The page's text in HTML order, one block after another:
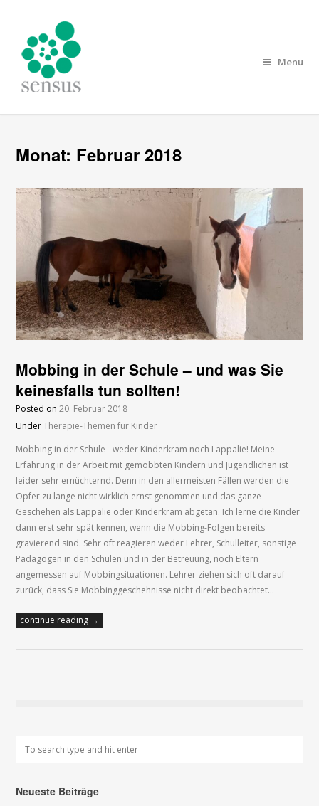
Menu
Monat: Februar 2018
Mobbing in der Schule – und was Sie
keinesfalls tun sollten!
Posted on20. Februar 2018
UnderTherapie-Themen für Kinder
Mobbing in der Schule - weder Kinderkram noch Lappalie! Meine
Erfahrung in der Arbeit mit gemobbten Kindern und Jugendlichen ist
leider sehr ernüchternd. Denn in den allermeisten Fällen werden die
Opfer zu lange nicht wirklich ernst genommen und das ganze
Geschehen als Lappalie oder Kinderkram abgetan. Ich lerne die Kinder
dann erst sehr spät kennen, wenn die Mobbing-Folgen bereits
gravierend sind. Sehr oft reagieren weder Lehrer, Schulleiter, sonstige
Pädagogen in den Schulen und in der Betreuung, noch Eltern
angemessen auf Mobbingsituationen. Lehrer ziehen sich oft darauf
zurück, dass Sie Mobbinggeschehnisse nicht direkt beobachtet…
continue reading →
Neueste Beiträge